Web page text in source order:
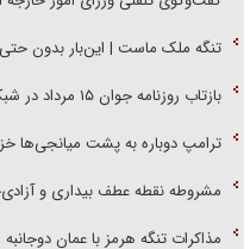
تنگه ملک ماست | این‌بار بدون حتی
بازتاب روزنامه جوان ۱۵ مرداد در شبکه خبر
ترامپ دوباره به پشت میانجی‌ها
مشروطه نقطه عطف بیداری و
مذاکرات تنگه هرمز با عمان